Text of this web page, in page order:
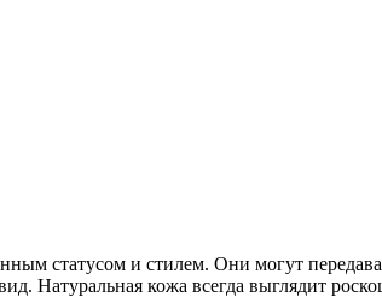
статусом и стилем. Они могут
Натуральная кожа всегда выглядит